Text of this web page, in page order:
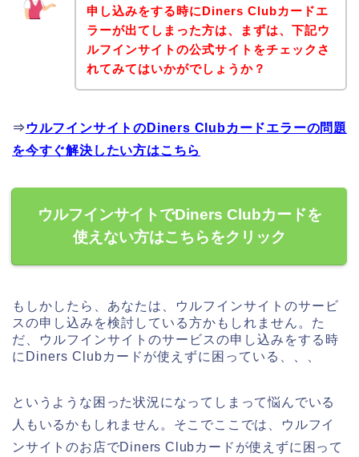
申し込みをする時にDiners Clubカードエ
ラーが出てしまった方は、まずは、下記ウ
ルフインサイトの公式サイトをチェックさ
れてみてはいかがでしょうか？
⇒ ウルフインサイトのDiners Clubカードエラーの問題
を今すぐ解決したい方はこちら
ウルフインサイトでDiners Clubカードを
使えない方はこちらをクリック
もしかしたら、あなたは、ウルフインサイトのサービ
スの申し込みを検討している方かもしれません。た
だ、ウルフインサイトのサービスの申し込みをする時
にDiners Clubカードが使えずに困っている、、、
というような困った状況になってしまって悩んでいる
人もいるかもしれません。そこでここでは、ウルフイ
ンサイトのお店でDiners Clubカードが使えずに困って